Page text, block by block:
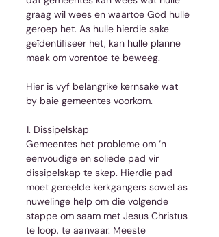
graag wil wees en waartoe God hulle
geroep het. As hulle hierdie sake
geïdentifiseer het, kan hulle planne
maak om vorentoe te beweeg.
Hier is vyf belangrike kernsake wat
by baie gemeentes voorkom.
1. Dissipelskap
Gemeentes het probleme om ‘n
eenvoudige en soliede pad vir
dissipelskap te skep. Hierdie pad
moet gereelde kerkgangers sowel as
nuwelinge help om die volgende
stappe om saam met Jesus Christus
te loop, te aanvaar. Meeste